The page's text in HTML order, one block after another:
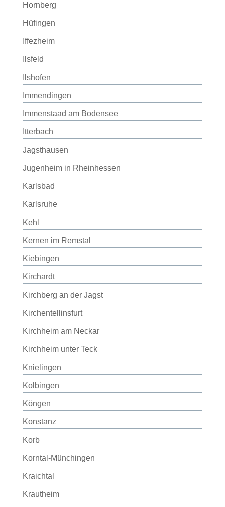
Hornberg
Hüfingen
Iffezheim
Ilsfeld
Ilshofen
Immendingen
Immenstaad am Bodensee
Itterbach
Jagsthausen
Jugenheim in Rheinhessen
Karlsbad
Karlsruhe
Kehl
Kernen im Remstal
Kiebingen
Kirchardt
Kirchberg an der Jagst
Kirchentellinsfurt
Kirchheim am Neckar
Kirchheim unter Teck
Knielingen
Kolbingen
Köngen
Konstanz
Korb
Korntal-Münchingen
Kraichtal
Krautheim